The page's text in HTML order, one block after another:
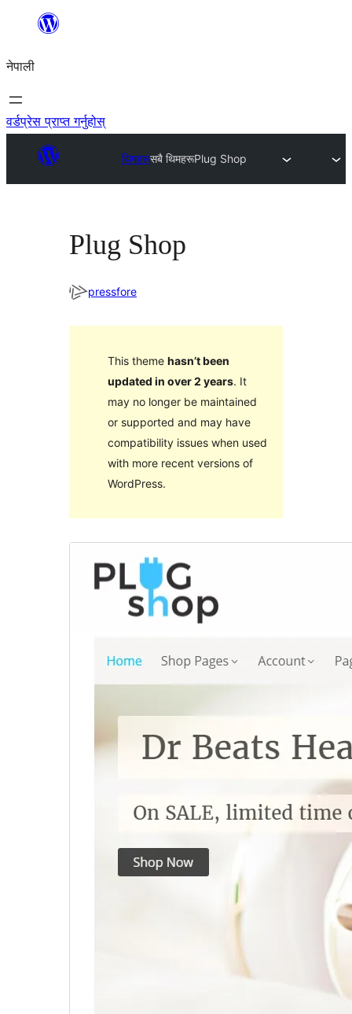
सामग्रीमा
नेपाली
वर्डप्रेस प्राप्त गर्नुहोस्
थिमहरूसबै थिमहरूPlug Shop
Plug Shop
pressfore
This theme hasn’t been
updated in over 2 years. It
may no longer be maintained
or supported and may have
compatibility issues when used
with more recent versions of
WordPress.